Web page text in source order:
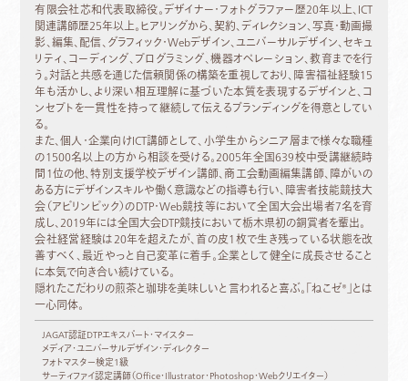
有限会社芯和代表取締役。デザイナー・フォトグラファー歴20年以上、ICT
関連講師歴25年以上。ヒアリングから、契約、ディレクション、写真・動画撮
影、編集、配信、グラフィック・Webデザイン、ユニバーサルデザイン、セキュ
リティ、コーディング、プログラミング、機器オペレーション、教育までを行
う。対話と共感を通じた信頼関係の構築を重視しており、障害福祉経験15
年も活かし、より深い相互理解に基づいた本質を表現するデザインと、コ
ンセプトを一貫性を持って継続して伝えるブランディングを得意としてい
る。
また、個人・企業向けICT講師として、小学生からシニア層まで様々な職種
の1500名以上の方から相談を受ける。2005年全国639校中受講継続時
間1位の他、特別支援学校デザイン講師、商工会動画編集講師、障がいの
ある方にデザインスキルや働く意識などの指導も行い、障害者技能競技大
会（アビリンピック）のDTP・Web競技等において全国大会出場者7名を育
成し、2019年には全国大会DTP競技において栃木県初の銅賞者を輩出。
会社経営経験は20年を超えたが、首の皮1枚で生き残っている状態を改
善すべく、最近やっと自己変革に着手。企業として健全に成長させること
に本気で向き合い続けている。
隠れたこだわりの煎茶と珈琲を美味しいと言われると喜ぶ。「ねこゼ®」とは
一心同体。
JAGAT認証DTPエキスパート・マイスター
メディア・ユニバーサルデザイン・ディレクター
フォトマスター検定1級
サーティファイ認定講師（Office・Illustrator・Photoshop・Webクリエイター）